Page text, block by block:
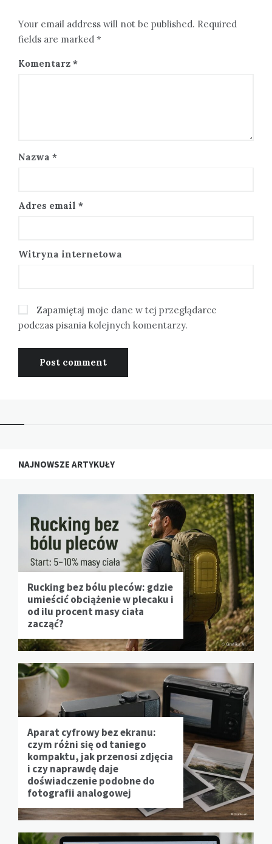
Your email address will not be published. Required
fields are marked *
Komentarz *
Nazwa *
Adres email *
Witryna internetowa
Zapamiętaj moje dane w tej przeglądarce
podczas pisania kolejnych komentarzy.
NAJNOWSZE ARTYKUŁY
Rucking bez bólu pleców: gdzie
umieścić obciążenie w plecaku i
od ilu procent masy ciała
zacząć?
Aparat cyfrowy bez ekranu:
czym różni się od taniego
kompaktu, jak przenosi zdjęcia
i czy naprawdę daje
doświadczenie podobne do
fotografii analogowej